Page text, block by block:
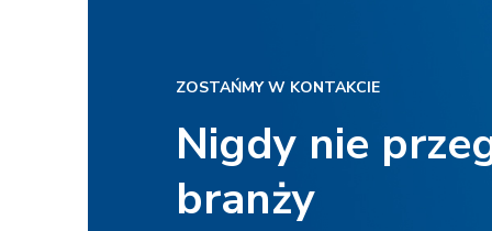
ZOSTAŃMY W KONTAKCIE
Nigdy nie
branży